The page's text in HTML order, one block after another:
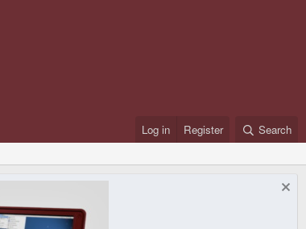
Log in Register Search